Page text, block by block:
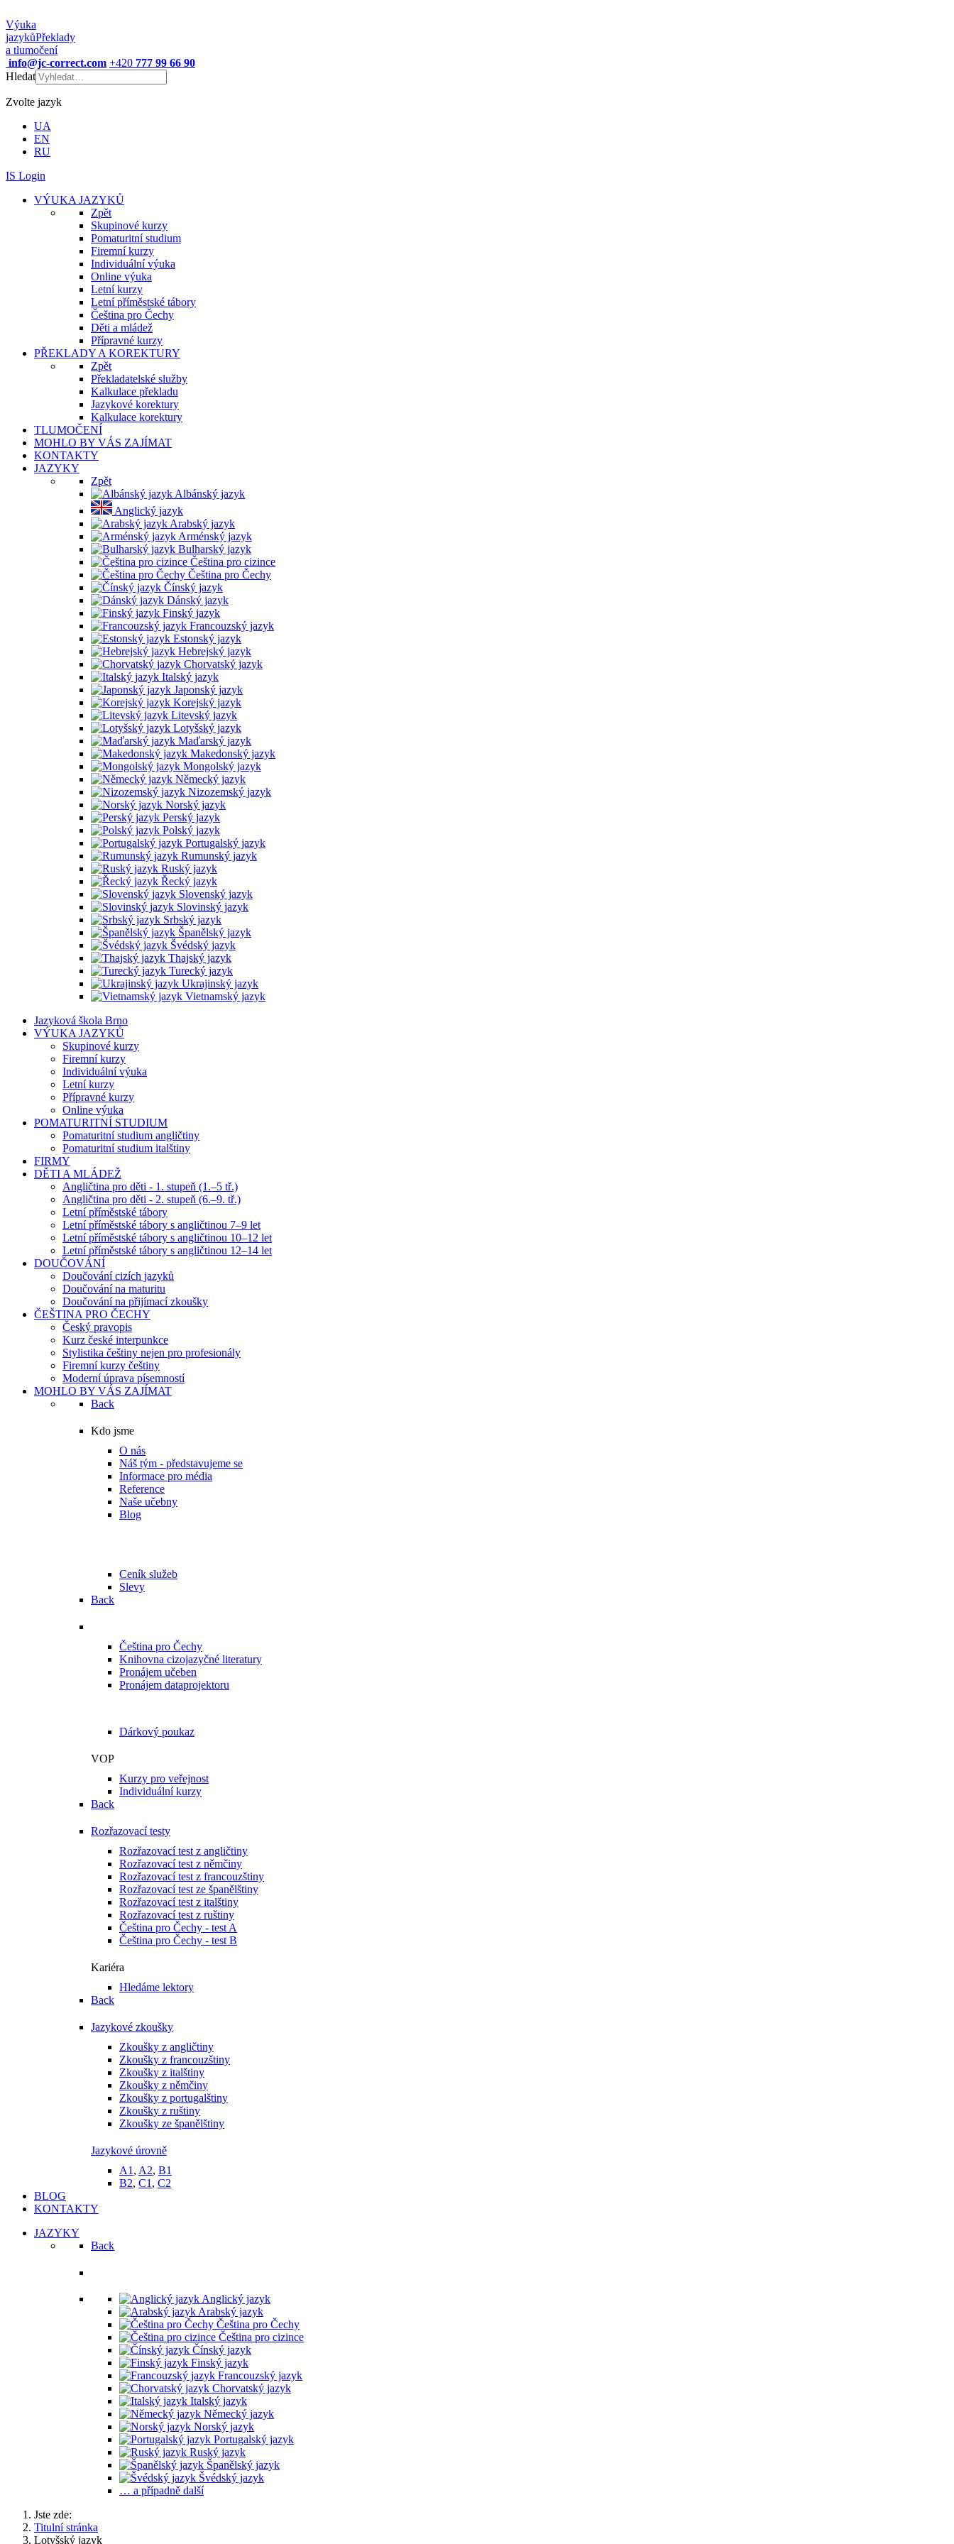
Výuka
jazykůPřeklady
a tlumočení
info@jc-correct.com +420 777 99 66 90
Hledat
Zvolte jazyk
UA
EN
RU
IS Login
VÝUKA JAZYKŮ
Zpět
Skupinové kurzy
Pomaturitní studium
Firemní kurzy
Individuální výuka
Online výuka
Letní kurzy
Letní příměstské tábory
Čeština pro Čechy
Děti a mládež
Přípravné kurzy
PŘEKLADY A KOREKTURY
Zpět
Překladatelské služby
Kalkulace překladu
Jazykové korektury
Kalkulace korektury
TLUMOČENÍ
MOHLO BY VÁS ZAJÍMAT
KONTAKTY
JAZYKY
Zpět
Albánský jazyk
Anglický jazyk
Arabský jazyk
Arménský jazyk
Bulharský jazyk
Čeština pro cizince
Čeština pro Čechy
Čínský jazyk
Dánský jazyk
Finský jazyk
Francouzský jazyk
Estonský jazyk
Hebrejský jazyk
Chorvatský jazyk
Italský jazyk
Japonský jazyk
Korejský jazyk
Litevský jazyk
Lotyšský jazyk
Maďarský jazyk
Makedonský jazyk
Mongolský jazyk
Německý jazyk
Nizozemský jazyk
Norský jazyk
Perský jazyk
Polský jazyk
Portugalský jazyk
Rumunský jazyk
Ruský jazyk
Řecký jazyk
Slovenský jazyk
Slovinský jazyk
Srbský jazyk
Španělský jazyk
Švédský jazyk
Thajský jazyk
Turecký jazyk
Ukrajinský jazyk
Vietnamský jazyk
Jazyková škola Brno
VÝUKA JAZYKŮ
Skupinové kurzy
Firemní kurzy
Individuální výuka
Letní kurzy
Přípravné kurzy
Online výuka
POMATURITNÍ STUDIUM
Pomaturitní studium angličtiny
Pomaturitní studium italštiny
FIRMY
DĚTI A MLÁDEŽ
Angličtina pro děti - 1. stupeň (1.–5 tř.)
Angličtina pro děti - 2. stupeň (6.–9. tř.)
Letní příměstské tábory
Letní příměstské tábory s angličtinou 7–9 let
Letní příměstské tábory s angličtinou 10–12 let
Letní příměstské tábory s angličtinou 12–14 let
DOUČOVÁNÍ
Doučování cizích jazyků
Doučování na maturitu
Doučování na přijímací zkoušky
ČEŠTINA PRO ČECHY
Český pravopis
Kurz české interpunkce
Stylistika češtiny nejen pro profesionály
Firemní kurzy češtiny
Moderní úprava písemností
MOHLO BY VÁS ZAJÍMAT
Back
Kdo jsme
O nás
Náš tým - představujeme se
Informace pro média
Reference
Naše učebny
Blog
Ceník služeb
Slevy
Back
Čeština pro Čechy
Knihovna cizojazyčné literatury
Pronájem učeben
Pronájem dataprojektoru
Dárkový poukaz
VOP
Kurzy pro veřejnost
Individuální kurzy
Back
Rozřazovací testy
Rozřazovací test z angličtiny
Rozřazovací test z němčiny
Rozřazovací test z francouzštiny
Rozřazovací test ze španělštiny
Rozřazovací test z italštiny
Rozřazovací test z ruštiny
Čeština pro Čechy - test A
Čeština pro Čechy - test B
Kariéra
Hledáme lektory
Back
Jazykové zkoušky
Zkoušky z angličtiny
Zkoušky z francouzštiny
Zkoušky z italštiny
Zkoušky z němčiny
Zkoušky z portugalštiny
Zkoušky z ruštiny
Zkoušky ze španělštiny
Jazykové úrovně
A1 , A2, B1
B2, C1 , C2
BLOG
KONTAKTY
JAZYKY
Back
Anglický jazyk
Arabský jazyk
Čeština pro Čechy
Čeština pro cizince
Čínský jazyk
Finský jazyk
Francouzský jazyk
Chorvatský jazyk
Italský jazyk
Německý jazyk
Norský jazyk
Portugalský jazyk
Ruský jazyk
Španělský jazyk
Švédský jazyk
… a případně další
Jste zde:
Titulní stránka
Lotyšský jazyk